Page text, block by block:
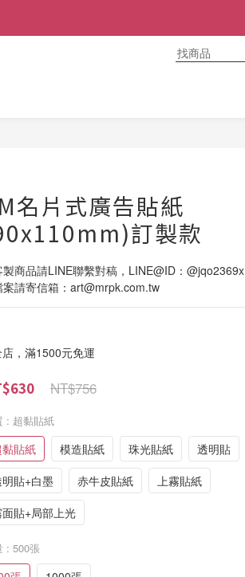
1%購物金
名片式廣告貼紙
訂製款
製商品請LINE聯繫對稿，LINE@ID：@jqo2369x
案請寄信箱：art@mrpk.com.tw
，滿1500元免運
NT$756
: 超黏貼紙
黏貼紙 模造貼紙 珠光貼紙
透明貼
貼+白墨
赤牛皮貼紙
上霧貼紙
貼+局部上光
: 500張